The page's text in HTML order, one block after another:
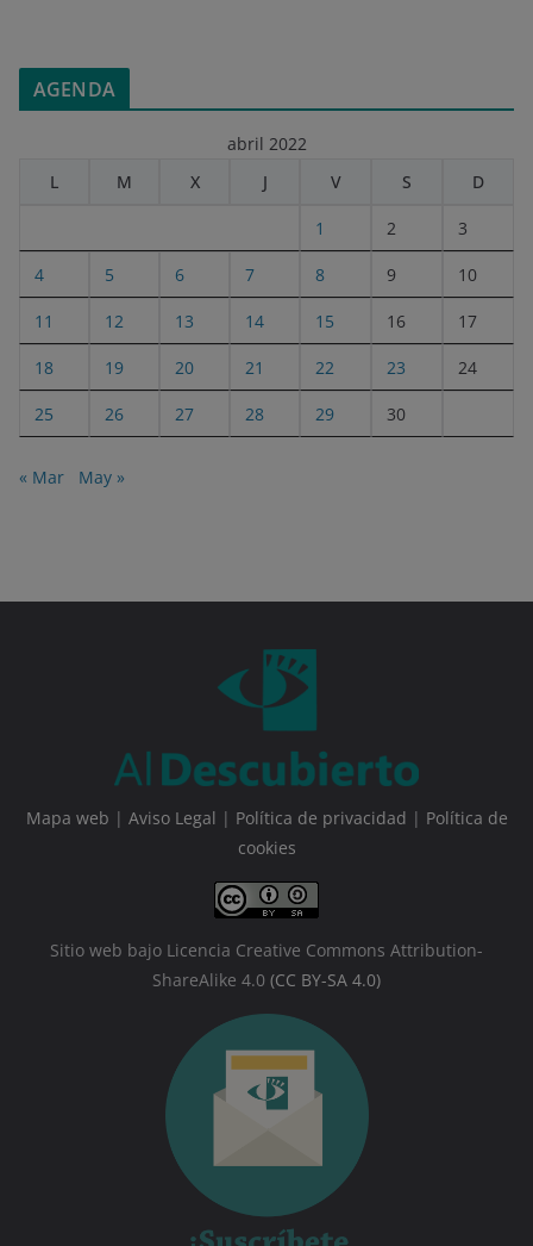
AGENDA
abril 2022
L
M X J V S D
1 2 3
4 5 6 7 8 9 10
11 12 13 14 15 16 17
18 19 20 21 22 23 24
25 26 27 28 29 30
« Mar May »
Mapa web | Aviso Legal | Política de privacidad | Política de
cookies
Sitio web bajo Licencia Creative Commons Attribution-
ShareAlike 4.0 (CC BY-SA 4.0)